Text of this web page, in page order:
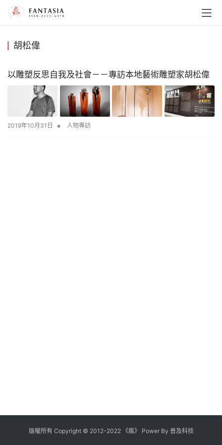
胡松偉
以雕塑反思自我及社會－－專訪本地藝術雕塑家胡松偉
2019年10月31日 • 人物專訪
版權所有 Copyright © 2012-2022《瘋》 Power By 普及科技